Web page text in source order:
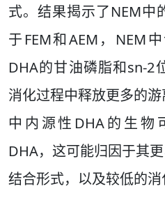
式。结果揭示了NEM中
于FEM和AEM，NEM
DHA的甘油磷脂和sn-2
消化过程中释放更多的
中内源性DHA的生物
DHA，这可能归因于其
结合形式，以及较低的消